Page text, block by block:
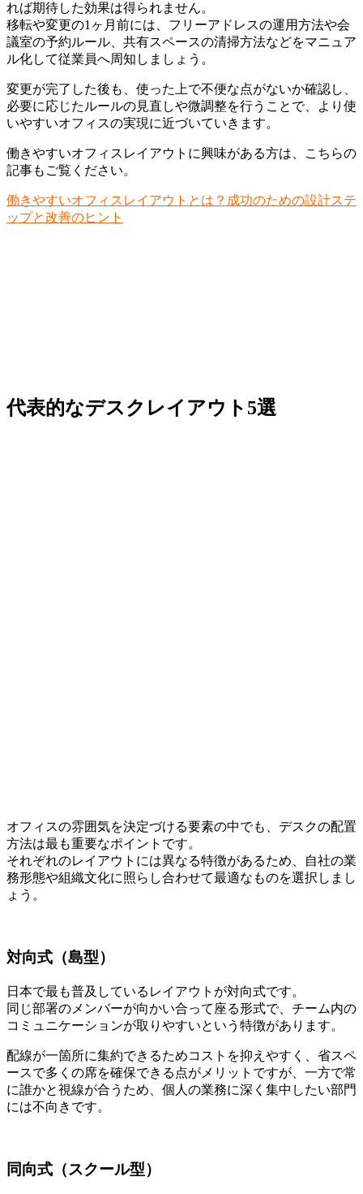
れば期待した効果は得られません。
移転や変更の1ヶ月前には、フリーアドレスの運用方法や会
議室の予約ルール、共有スペースの清掃方法などをマニュア
ル化して従業員へ周知しましょう。
変更が完了した後も、使った上で不便な点がないか確認し、
必要に応じたルールの見直しや微調整を行うことで、より使
いやすいオフィスの実現に近づいていきます。
働きやすいオフィスレイアウトに興味がある方は、こちらの
記事もご覧ください。
働きやすいオフィスレイアウトとは？成功のための設計ステ
ップと改善のヒント
代表的なデスクレイアウト5選
オフィスの雰囲気を決定づける要素の中でも、デスクの配置
方法は最も重要なポイントです。
それぞれのレイアウトには異なる特徴があるため、自社の業
務形態や組織文化に照らし合わせて最適なものを選択しまし
ょう。
対向式（島型）
日本で最も普及しているレイアウトが対向式です。
同じ部署のメンバーが向かい合って座る形式で、チーム内の
コミュニケーションが取りやすいという特徴があります。
配線が一箇所に集約できるためコストを抑えやすく、省スペ
ースで多くの席を確保できる点がメリットですが、一方で常
に誰かと視線が合うため、個人の業務に深く集中したい部門
には不向きです。
同向式（スクール型）